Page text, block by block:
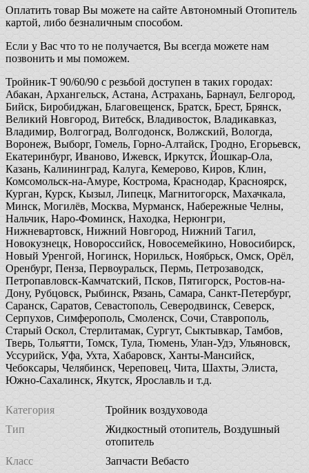
Оплатить товар Вы можете на сайте Автономный Отопитель
картой, либо безналичным способом.
Если у Вас что то не получается, Вы всегда можете нам
позвонить и мы поможем.
Тройник-T 90/60/90 с резьбой доступен в таких городах:
Абакан, Архангельск, Астана, Астрахань, Барнаул, Белгород,
Бийск, Биробиджан, Благовещенск, Братск, Брест, Брянск,
Великий Новгород, Витебск, Владивосток, Владикавказ,
Владимир, Волгоград, Волгодонск, Волжский, Вологда,
Воронеж, Выборг, Гомель, Горно-Алтайск, Гродно, Егорьевск,
Екатеринбург, Иваново, Ижевск, Иркутск, Йошкар-Ола,
Казань, Калининград, Калуга, Кемерово, Киров, Клин,
Комсомольск-на-Амуре, Кострома, Краснодар, Красноярск,
Курган, Курск, Кызыл, Липецк, Магнитогорск, Махачкала,
Минск, Могилёв, Москва, Мурманск, Набережные Челны,
Нальчик, Наро-Фоминск, Находка, Нерюнгри,
Нижневартовск, Нижний Новгород, Нижний Тагил,
Новокузнецк, Новороссийск, Новосемейкино, Новосибирск,
Новый Уренгой, Ногинск, Норильск, Ноябрьск, Омск, Орёл,
Оренбург, Пенза, Первоуральск, Пермь, Петрозаводск,
Петропавловск-Камчатский, Псков, Пятигорск, Ростов-на-
Дону, Рубцовск, Рыбинск, Рязань, Самара, Санкт-Петербург,
Саранск, Саратов, Севастополь, Северодвинск, Северск,
Серпухов, Симферополь, Смоленск, Сочи, Ставрополь,
Старый Оскол, Стерлитамак, Сургут, Сыктывкар, Тамбов,
Тверь, Тольятти, Томск, Тула, Тюмень, Улан-Удэ, Ульяновск,
Уссурийск, Уфа, Ухта, Хабаровск, Ханты-Мансийск,
Чебоксары, Челябинск, Череповец, Чита, Шахты, Элиста,
Южно-Сахалинск, Якутск, Ярославль и т.д.
Категория
Тройник воздуховода
Тип
Жидкостный отопитель, Воздушный
отопитель
Класс
Запчасти Вебасто